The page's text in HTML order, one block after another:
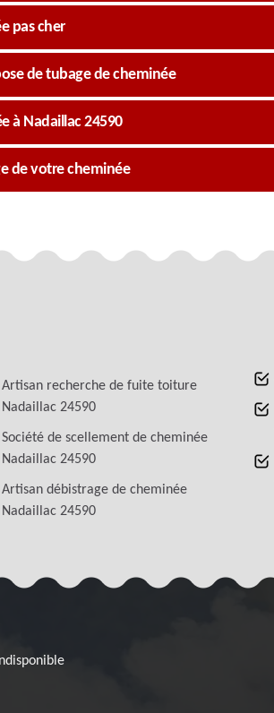
pas cher
de tubage de cheminée
à Nadaillac 24590
de votre cheminée
Artisan recherche de fuite toiture
Nadaillac 24590
Société de scellement de cheminée
Nadaillac 24590
Artisan débistrage de cheminée
Nadaillac 24590